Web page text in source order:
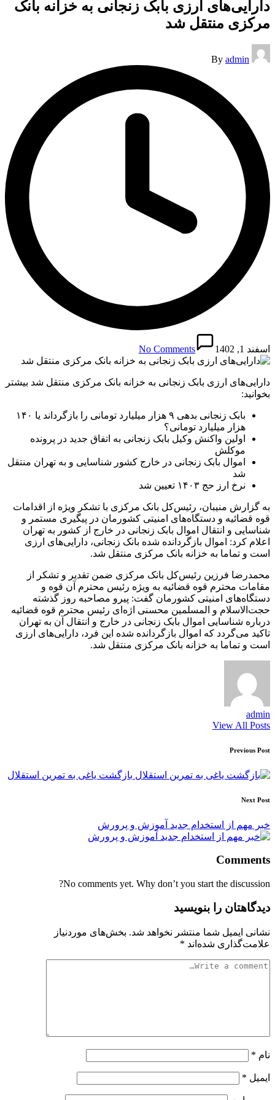
دارایی‌های ارزی بابک زنجانی به خزانه بانک
مرکزی منتقل شد
Posted
by
By admin
اسفند 1, 1402 No Comments
دارایی‌های ارزی بابک زنجانی به خزانه بانک مرکزی منتقل شد بیشتر
بخوانید:
بابک زنجانی بدهی ۹ هزار میلیارد تومانی را بازگرداند یا ۱۴۰
هزار میلیارد تومانی؟
اولین واکنش وکیل بابک زنجانی به اتفاق جدید در پرونده
موکلش
اموال بابک زنجانی در خارج کشور شناسایی و به تهران منتقل
شد
نرخ ارز حج ۱۴۰۳ تعیین شد
به گزارش منیبان، رئیس‌کل بانک مرکزی با تشکر ویژه از اقدامات
قوه قضائیه و دستگاه‌های امنیتی کشورمان در پیگیری مستمر و
شناسایی و انتقال اموال بابک زنجانی در خارج از کشور به تهران
اعلام کرد: اموال بازگردانده شده بانک زنجانی، دارایی‌های ارزی
است و تماما به خزانه بانک مرکزی منتقل شد.
محمدرضا فرزین رئیس‌کل بانک مرکزی ضمن تقدیر و تشکر از
مقامات محترم قوه قضائیه به ویژه رئیس محترم آن قوه و
دستگاه‌های امنیتی کشورمان گفت: پیرو مصاحبه روز گذشته
حجت‌الاسلام و المسلمین محسنی اژه‌ای رئیس محترم قوه قضائیه
درباره شناسایی اموال بابک زنجانی در خارج و انتقال آن به تهران
تاکید می‌گردد که اموال بازگردانده شده این فرد، دارایی‌های ارزی
است و تماما به خزانه بانک مرکزی منتقل شد.
admin
View All Posts
Post
navigation
Previous Post
بازگشت یاغی به تمرین استقلال
Next Post
خبر مهم از استخدام جدید آموزش و پرورش
Comments
No comments yet. Why don’t you start the discussion?
دیدگاهتان را بنویسید
نشانی ایمیل شما منتشر نخواهد شد. بخش‌های موردنیاز
علامت‌گذاری شده‌اند *
نام *
ایمیل *